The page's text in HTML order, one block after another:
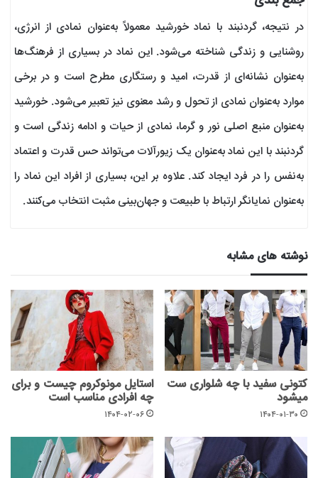
در نتیجه، گردنبند با نماد خورشید معمولاً به‌عنوان نمادی از انرژی،
روشنایی و زندگی شناخته می‌شود. این نماد در بسیاری از فرهنگ‌ها
به‌عنوان نشانه‌ای از قدرت، امید و رستگاری مطرح است و در برخی
موارد به‌عنوان نمادی از تحول و رشد معنوی نیز تعبیر می‌شود. خورشید
به‌عنوان منبع اصلی نور و گرما، نمادی از حیات و ادامه زندگی است و
گردنبند با این نماد به‌عنوان یک زیورآلات می‌تواند حس قدرت و اعتماد
به‌نفس را در فرد ایجاد کند. علاوه بر این، بسیاری از افراد این نماد را
به‌عنوان نمایانگر ارتباط با طبیعت و جهان‌بینی مثبت انتخاب می‌کنند.
نوشته های مشابه
کتونی سفید با چه شلواری ست
میشود
۱۴۰۴-۰۱-۳۰
استایل مونوکروم چیست و برای
چه افرادی مناسب است
۱۴۰۴-۰۲-۰۶